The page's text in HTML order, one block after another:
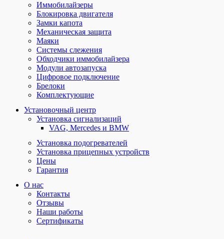
Иммобилайзеры
Блокировка двигателя
Замки капота
Механическая защита
Маяки
Системы слежения
Обходчики иммобилайзера
Модули автозапуска
Цифровое подключение
Брелоки
Комплектующие
Установочный центр
Установка сигнализаций
VAG, Mercedes и BMW
Установка подогревателей
Установка прицепных устройств
Цены
Гарантия
О нас
Контакты
Отзывы
Наши работы
Сертификаты